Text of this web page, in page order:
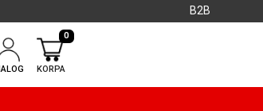
B2B
KORPA
0